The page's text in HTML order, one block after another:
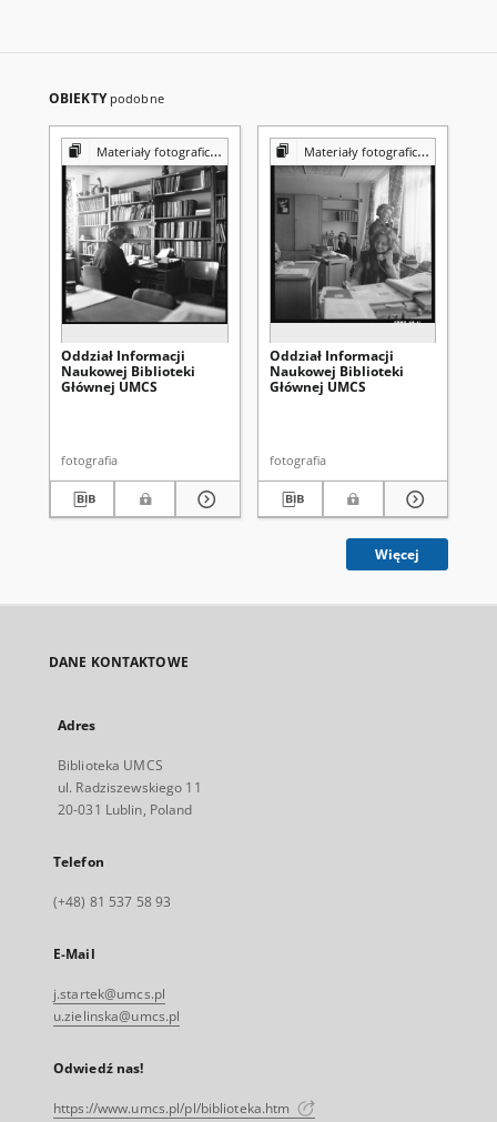
OBIEKTY podobne
Materiały fotograficzne z Pracowni Reprografii Biblioteki UMCS
Oddział Informacji
Naukowej Biblioteki
Głównej UMCS
fotografia
Materiały fotograficzne z Pracowni Reprografii Biblioteki UMCS
Oddział Informacji
Naukowej Biblioteki
Głównej UMCS
fotografia
Więcej
DANE KONTAKTOWE
Adres
Biblioteka UMCS
ul. Radziszewskiego 11
20-031 Lublin, Poland
Telefon
(+48) 81 537 58 93
E-Mail
j.startek@umcs.pl
u.zielinska@umcs.pl
Odwiedź nas!
https://www.umcs.pl/pl/biblioteka.htm